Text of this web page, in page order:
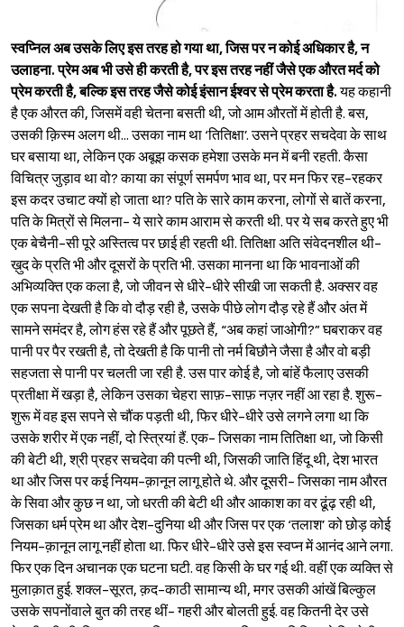
स्वप्निल अब उसके लिए इस तरह हो गया था, जिस पर न कोई अधिकार है, न
उलाहना. प्रेम अब भी उसे ही करती है, पर इस तरह नहीं जैसे एक औरत मर्द को
प्रेम करती है, बल्कि इस तरह जैसे कोई इंसान ईश्‍वर से प्रेम करता है.यह कहानी
है एक औरत की, जिसमें वही चेतना बसती थी, जो आम औरतों में होती है. बस,
उसकी क़िस्म अलग थी... उसका नाम था ‘तितिक्षा’. उसने प्रहर सचदेवा के साथ
घर बसाया था, लेकिन एक अबूझ कसक हमेशा उसके मन में बनी रहती. कैसा
विचित्र जुड़ाव था वो? काया का संपूर्ण समर्पण भाव था, पर मन फिर रह-रहकर
इस कदर उचाट क्यों हो जाता था? पति के सारे काम करना, लोगों से बातें करना,
पति के मित्रों से मिलना- ये सारे काम आराम से करती थी. पर ये सब करते हुए भी
एक बेचैनी-सी पूरे अस्तित्व पर छाई ही रहती थी. तितिक्षा अति संवेदनशील थी-
ख़ुद के प्रति भी और दूसरों के प्रति भी. उसका मानना था कि भावनाओं की
अभिव्यक्ति एक कला है, जो जीवन से धीरे-धीरे सीखी जा सकती है. अक्सर वह
एक सपना देखती है कि वो दौड़ रही है, उसके पीछे लोग दौड़ रहे हैं और अंत में
सामने समंदर है, लोग हंस रहे हैं और पूछते हैं, “अब कहां जाओगी?” घबराकर वह
पानी पर पैर रखती है, तो देखती है कि पानी तो नर्म बिछौने जैसा है और वो बड़ी
सहजता से पानी पर चलती जा रही है. उस पार कोई है, जो बांहें फैलाए उसकी
प्रतीक्षा में खड़ा है, लेकिन उसका चेहरा साफ़-साफ़ नज़र नहीं आ रहा है. शुरू-
शुरू में वह इस सपने से चौंक पड़ती थी, फिर धीरे-धीरे उसे लगने लगा था कि
उसके शरीर में एक नहीं, दो स्त्रियां हैं. एक- जिसका नाम तितिक्षा था, जो किसी
की बेटी थी, श्री प्रहर सचदेवा की पत्नी थी, जिसकी जाति हिंदू थी, देश भारत
था और जिस पर कई नियम-क़ानून लागू होते थे. और दूसरी- जिसका नाम औरत
के सिवा और कुछ न था, जो धरती की बेटी थी और आकाश का वर ढूंढ़ रही थी,
जिसका धर्म प्रेम था और देश-दुनिया थी और जिस पर एक ‘तलाश’ को छोड़ कोई
नियम-क़ानून लागू नहीं होता था. फिर धीरे-धीरे उसे इस स्वप्न में आनंद आने लगा.
फिर एक दिन अचानक एक घटना घटी. वह किसी के घर गई थी. वहीं एक व्यक्ति से
मुलाक़ात हुई. शक्ल-सूरत, क़द-काठी सामान्य थी, मगर उसकी आंखें बिल्कुल
उसके सपनोंवाले बुत की तरह थीं- गहरी और बोलती हुई. वह कितनी देर उसे